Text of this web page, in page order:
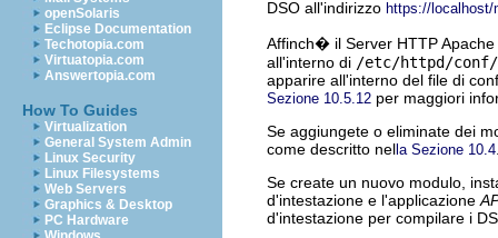
openSolaris
Eclipse Documentation
Techotopia.com
Virtuatopia.com
Answertopia.com
How To Guides
Virtualization
General System Admin
Linux Security
Linux Filesystems
Web Servers
Graphics & Desktop
PC Hardware
DSO all'indirizzo https://localhost/
Affinch� il Server HTTP
all'interno di /etc/httpd/
apparire all'interno del file di
Sezione 10.5.12 per maggiori
Se aggiungete o eliminate dei
come descritto nel la Sezione 10.4
Se create un nuovo modulo,
d'intestazione e l'applicazione
d'intestazione per compilare i